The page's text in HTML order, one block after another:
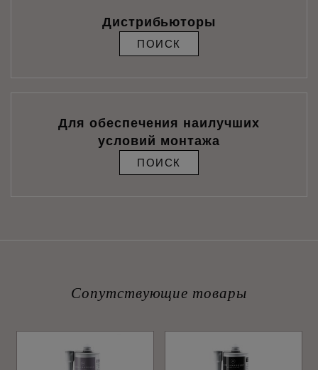
Дистрибьюторы
ПОИСК
Для обеспечения наилучших
условий монтажа
ПОИСК
Сопутствующие товары